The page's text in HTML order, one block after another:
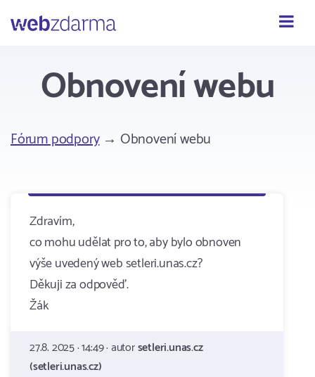
Webzdarma
Obnovení webu
Fórum podpory→ Obnovení webu
Zdravím,
co mohu udělat pro to, aby bylo obnoven
výše uvedený web setleri.unas.cz?
Děkuji za odpověď.
Žák
27.8. 2025 · 14:49 · autorsetleri.unas.cz
(setleri.unas.cz)